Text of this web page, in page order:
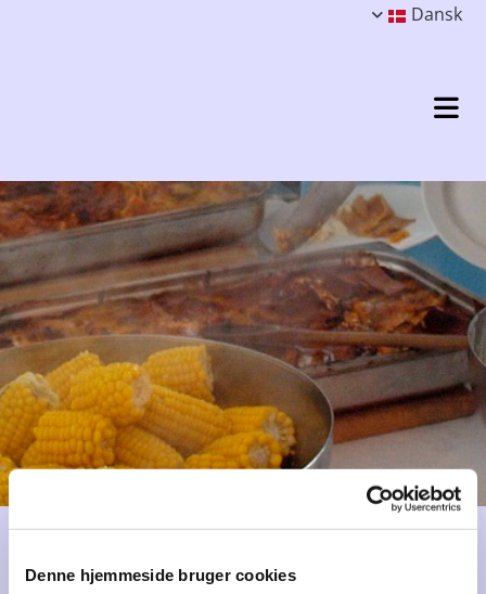
Denne hjemmeside bruger cookies
Dansk